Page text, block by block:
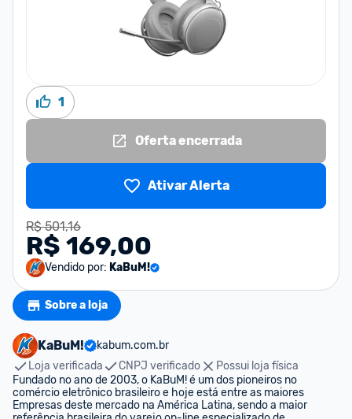
1
Oferta encerrada
Ativar Alerta
R$ 501,16
R$ 169,00
Vendido por: KaBuM!
Sobre a loja
KaBuM!
kabum.com.br
Loja verificada
CNPJ verificado
Possui loja física
Fundado no ano de 2003, o KaBuM! é um dos pioneiros no
comércio eletrônico brasileiro e hoje está entre as maiores
Empresas deste mercado na América Latina, sendo a maior